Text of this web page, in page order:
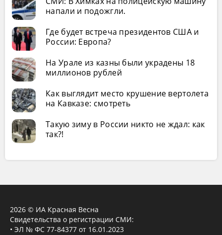
напали и подожгли.
Где будет встреча президентов США и
России: Европа?
На Урале из казны были украдены 18
миллионов рублей
Как выглядит место крушение вертолета
на Кавказе: смотреть
Такую зиму в России никто не ждал: как
так?!
2026 © ИА Красная Весна
Свидетельства о регистрации СМИ:
• ЭЛ № ФС 77-84377 от 16.01.2023